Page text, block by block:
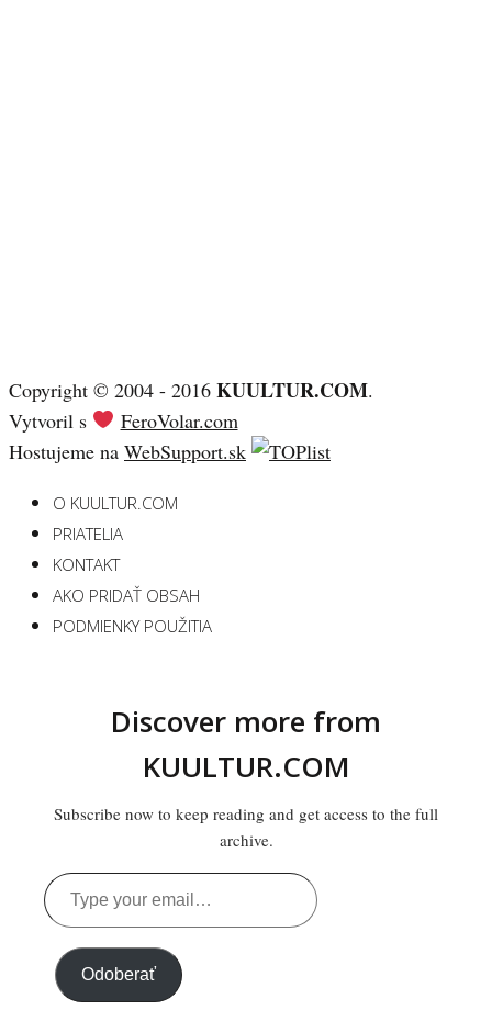
Copyright © 2004 - 2016 KUULTUR.COM.
Vytvoril s
FeroVolar.com
Hostujeme na WebSupport.sk
O KUULTUR.COM
PRIATELIA
KONTAKT
AKO PRIDAŤ OBSAH
PODMIENKY POUŽITIA
Discover more from
KUULTUR.COM
Subscribe now to keep reading and get access to the full
archive.
Type
your
email…
Odoberať